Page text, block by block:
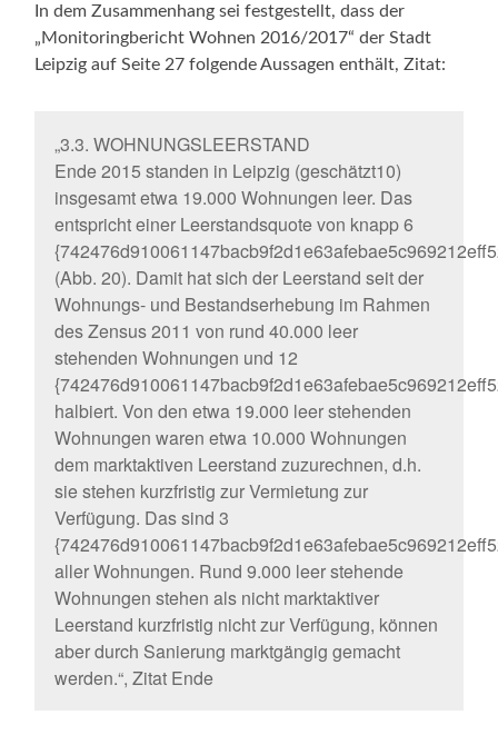
In dem Zusammenhang sei festgestellt, dass der
„Monitoringbericht Wohnen 2016/2017“ der Stadt
Leipzig auf Seite 27 folgende Aussagen enthält, Zitat:
„3.3. WOHNUNGSLEERSTAND
Ende 2015 standen in Leipzig (geschätzt10)
insgesamt etwa 19.000 Wohnungen leer. Das
entspricht einer Leerstandsquote von knapp 6
(Abb. 20). Damit hat sich der Leerstand seit der
Wohnungs- und Bestandserhebung im Rahmen
des Zensus 2011 von rund 40.000 leer
stehenden Wohnungen und 12
halbiert. Von den etwa 19.000 leer stehenden
Wohnungen waren etwa 10.000 Wohnungen
dem marktaktiven Leerstand zuzurechnen, d.h.
sie stehen kurzfristig zur Vermietung zur
Verfügung. Das sind 3
aller Wohnungen. Rund 9.000 leer stehende
Wohnungen stehen als nicht marktaktiver
Leerstand kurzfristig nicht zur Verfügung, können
aber durch Sanierung marktgängig gemacht
werden.“, Zitat Ende